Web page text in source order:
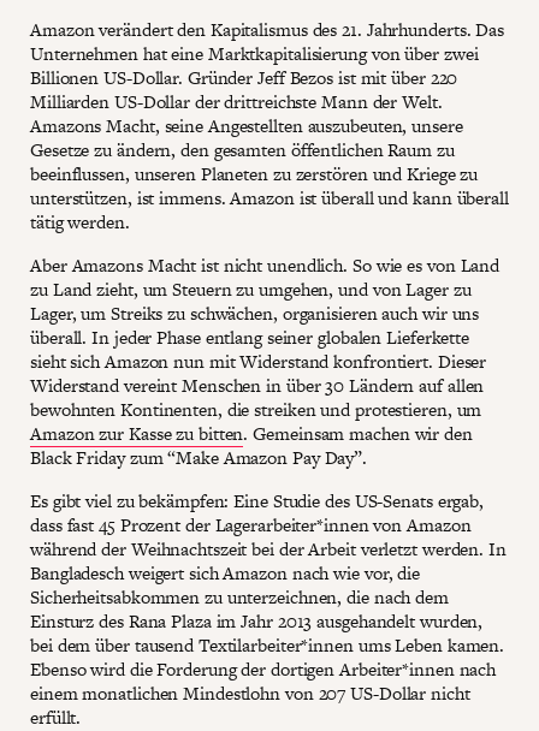
Amazon verändert den Kapitalismus des 21. Jahrhunderts. Das
Unternehmen hat eine Marktkapitalisierung von über zwei
Billionen US-Dollar. Gründer Jeff Bezos ist mit über 220
Milliarden US-Dollar der drittreichste Mann der Welt.
Amazons Macht, seine Angestellten auszubeuten, unsere
Gesetze zu ändern, den gesamten öffentlichen Raum zu
beeinflussen, unseren Planeten zu zerstören und Kriege zu
unterstützen, ist immens. Amazon ist überall und kann überall
tätig werden.
Aber Amazons Macht ist nicht unendlich. So wie es von Land
zu Land zieht, um Steuern zu umgehen, und von Lager zu
Lager, um Streiks zu schwächen, organisieren auch wir uns
überall. In jeder Phase entlang seiner globalen Lieferkette
sieht sich Amazon nun mit Widerstand konfrontiert. Dieser
Widerstand vereint Menschen in über 30 Ländern auf allen
bewohnten Kontinenten, die streiken und protestieren, um
Amazon zur Kasse zu bitten. Gemeinsam machen wir den
Black Friday zum “Make Amazon Pay Day”.
Es gibt viel zu bekämpfen: Eine Studie des US-Senats ergab,
dass fast 45 Prozent der Lagerarbeiter*innen von Amazon
während der Weihnachtszeit bei der Arbeit verletzt werden. In
Bangladesch weigert sich Amazon nach wie vor, die
Sicherheitsabkommen zu unterzeichnen, die nach dem
Einsturz des Rana Plaza im Jahr 2013 ausgehandelt wurden,
bei dem über tausend Textilarbeiter*innen ums Leben kamen.
Ebenso wird die Forderung der dortigen Arbeiter*innen nach
einem monatlichen Mindestlohn von 207 US-Dollar nicht
erfüllt.